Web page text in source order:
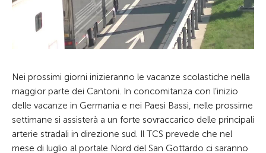
Nei prossimi giorni inizieranno le vacanze scolastiche nella
maggior parte dei Cantoni. In concomitanza con l’inizio
delle vacanze in Germania e nei Paesi Bassi, nelle prossime
settimane si assisterà a un forte sovraccarico delle principali
arterie stradali in direzione sud. Il TCS prevede che nel
mese di luglio al portale Nord del San Gottardo ci saranno